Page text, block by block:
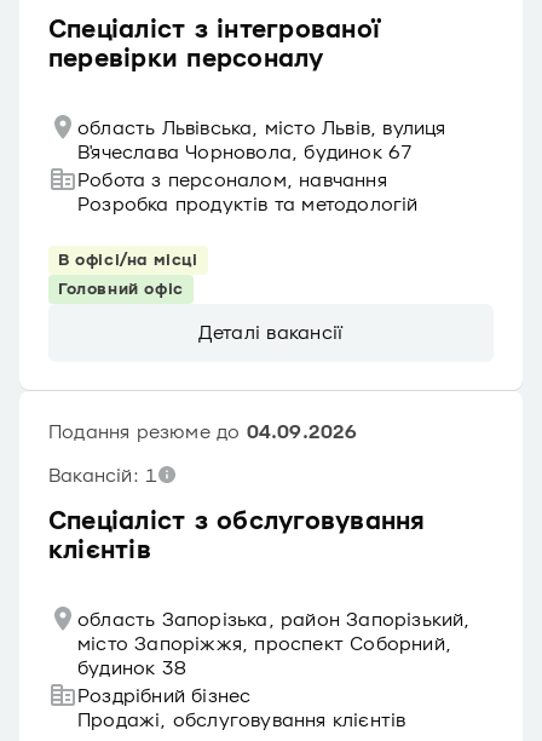
Спеціаліст з інтегрованої
перевірки персоналу
область Львівська, місто Львів, вулиця
В'ячеслава Чорновола, будинок 67
Робота з персоналом, навчання
Розробка продуктів та методологій
В офісі/на місці
Головний офіс
Деталі вакансії
Спеціаліст з обслуговування
клієнтів
Подання резюме до 04.09.2026
Вакансій: 1
область Запорізька, район Запорізький,
місто Запоріжжя, проспект Соборний,
будинок 38
Роздрібний бізнес
Продажі, обслуговування клієнтів